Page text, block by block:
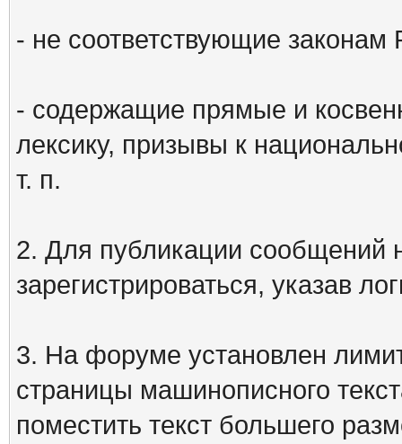
- не соответствующие законам
- содержащие прямые и
лексику, призывы к
т. п.
2. Для публикации сообщений
зарегистрироваться, указав
3. На форуме установлен
страницы машинописного
поместить текст большего